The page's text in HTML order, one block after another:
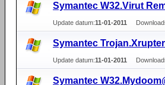
Symantec W32.Virut
Update datum:11-01-2011
Symantec
Update datum:11-01-2011
Symantec